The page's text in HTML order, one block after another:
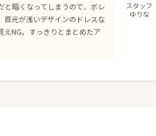
と暗くなってしまうので、ボレ
首元が浅いデザインのドレスな
えNG。すっきりとまとめたア
スタッフ
ゆりな